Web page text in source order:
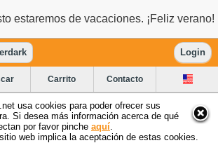
estaremos de vacaciones. ¡Feliz verano!
Login
Carrito Contacto
usa cookies para poder ofrecer sus
Si desea más información acerca de qué
por favor pinche aquí
web implica la aceptación de estas cookies.